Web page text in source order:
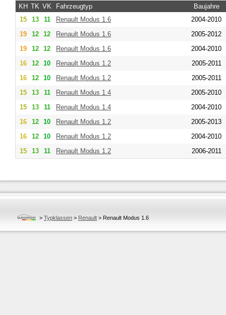
KH TK VK Fahrzeugtyp
Baujahre
15
13 11 Renault Modus 1.6
2004-2010
19
12 12 Renault Modus 1.6
2005-2012
19
12 12 Renault Modus 1.6
2004-2010
16
12 10 Renault Modus 1.2
2005-2011
16
12 10 Renault Modus 1.2
2005-2011
15
13 11 Renault Modus 1.4
2005-2010
15
13 11 Renault Modus 1.4
2004-2010
16
12 10 Renault Modus 1.2
2005-2013
16
12 10 Renault Modus 1.2
2004-2010
15
13 11 Renault Modus 1.2 2006-2011
> Typklassen > Renault > Renault Modus 1.6